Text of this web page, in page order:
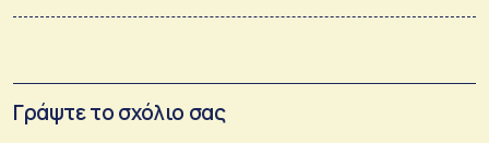
Γράψτε το σχόλιο σας